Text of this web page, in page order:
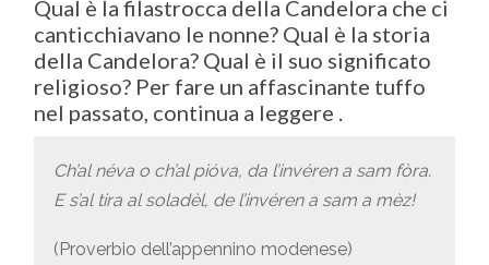
Qual è la filastrocca della Candelora che ci
canticchiavano le nonne? Qual è la storia
della Candelora? Qual è il suo significato
religioso? Per fare un affascinante tuffo
nel passato, continua a leggere .
Ch’al néva o ch’al pióva, da l’invéren a sam fòra.
E s’al tira al soladèl, de l’invéren a sam a mèz!
(Proverbio dell’appennino modenese)